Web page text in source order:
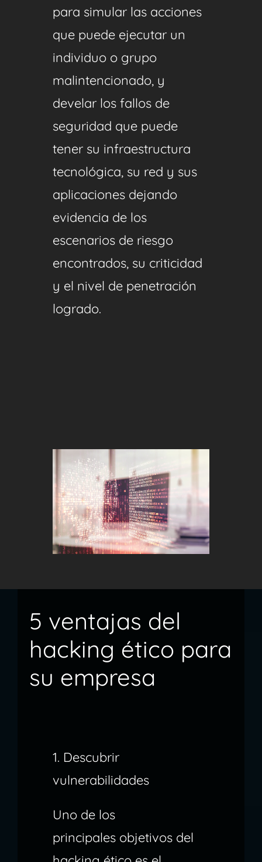
para simular las acciones
que puede ejecutar un
individuo o grupo
malintencionado, y
develar los fallos de
seguridad que puede
tener su infraestructura
tecnológica, su red y sus
aplicaciones dejando
evidencia de los
escenarios de riesgo
encontrados, su criticidad
y el nivel de penetración
logrado.
5 ventajas del
hacking ético para
su empresa
1. Descubrir
vulnerabilidades
Uno de los
principales objetivos del